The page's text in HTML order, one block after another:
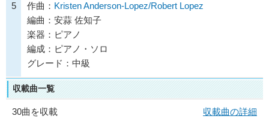
5
作曲： Kristen Anderson-Lopez/Robert Lopez
編曲：安蒜 佐知子
楽器：ピアノ
編成：ピアノ・ソロ
グレード：中級
収載曲一覧
30曲を収載
収載曲の詳細